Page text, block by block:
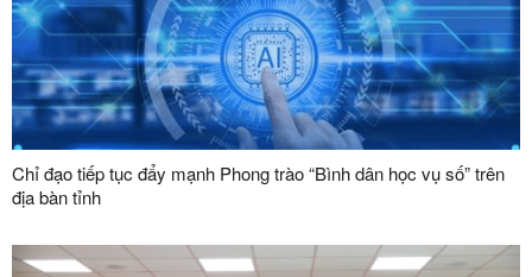
Chỉ đạo tiếp tục đẩy mạnh Phong trào “Bình dân học vụ số” trên
địa bàn tỉnh